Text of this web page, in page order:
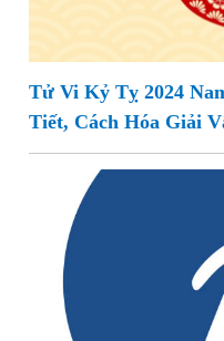
Tử Vi Kỷ Tỵ 2024
Tiết, Cách Hóa Giải